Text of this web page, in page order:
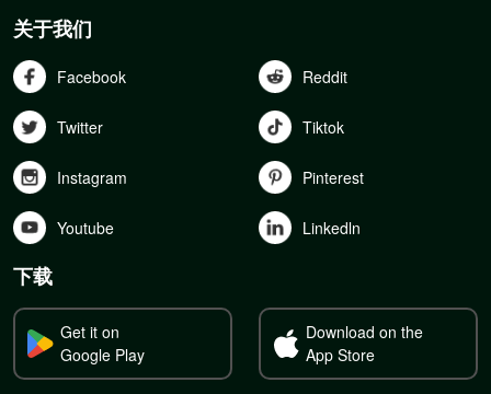
关于我们
Facebook Reddit
Twitter Tiktok
Instagram Pinterest
Youtube Linkedln
下载
Get it on
Google Play
Download on the
App Store